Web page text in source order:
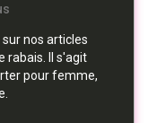
nos articles
rabais. Il s'agit
pour femme,